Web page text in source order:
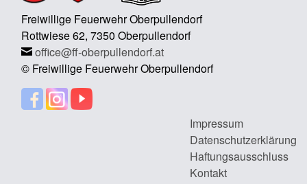
Freiwillige Feuerwehr Oberpullendorf
Rottwiese 62, 7350 Oberpullendorf
office@ff-oberpullendorf.at
© Freiwillige Feuerwehr Oberpullendorf
Impressum
Datenschutzerklärung
Haftungsausschluss
Kontakt